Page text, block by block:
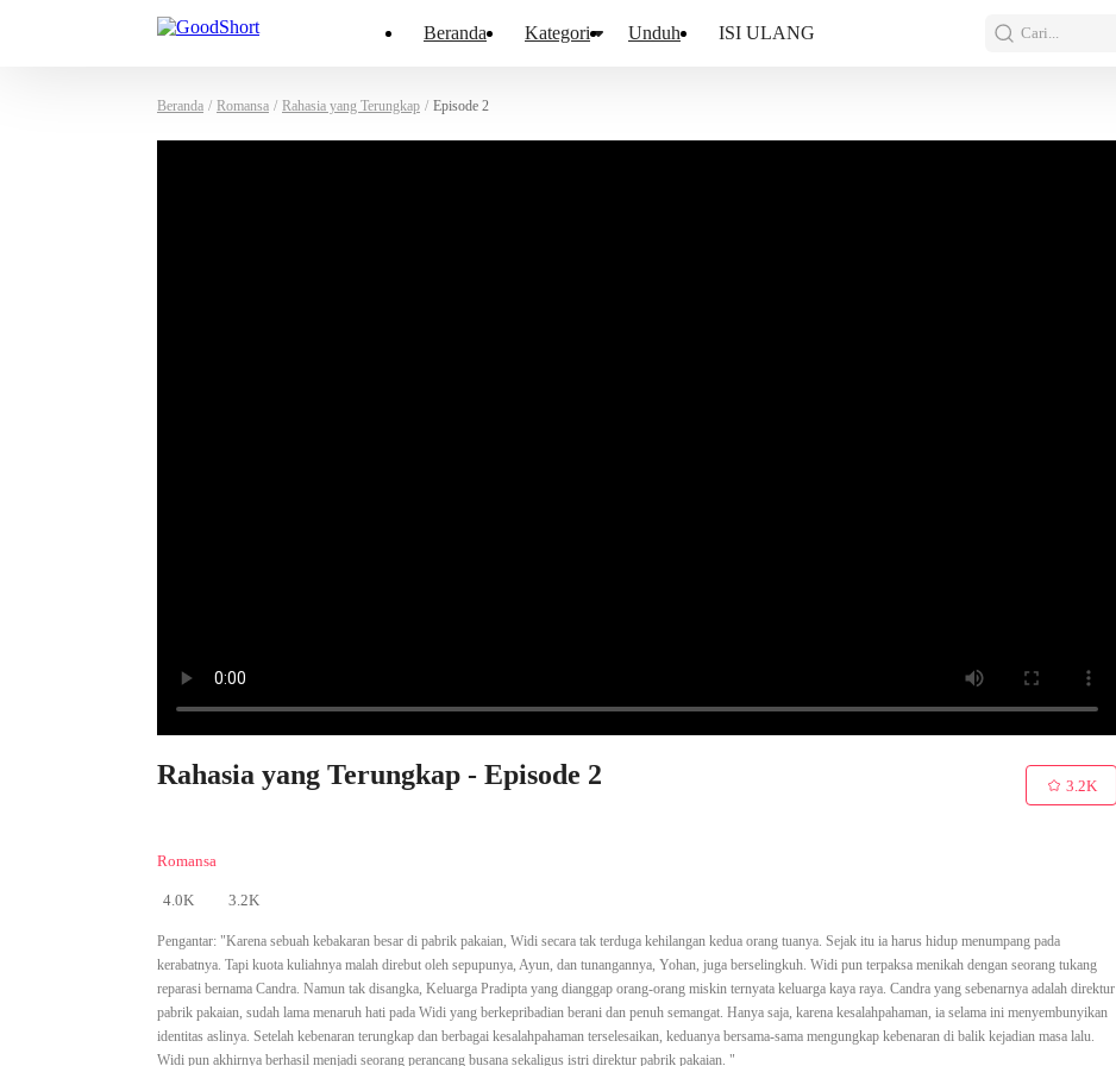
Beranda Kategori Unduh ISI ULANG Cari...
Beranda / Romansa / Rahasia yang Terungkap / Episode 2
Rahasia yang Terungkap - Episode 2
Romansa
4.0K 3.2K
3.2K
Pengantar: "Karena sebuah kebakaran besar di pabrik pakaian, Widi secara tak terduga kehilangan kedua orang tuanya. Sejak itu ia harus hidup menumpang pada
kerabatnya. Tapi kuota kuliahnya malah direbut oleh sepupunya, Ayun, dan tunangannya, Yohan, juga berselingkuh. Widi pun terpaksa menikah dengan seorang tukang
reparasi bernama Candra. Namun tak disangka, Keluarga Pradipta yang dianggap orang-orang miskin ternyata keluarga kaya raya. Candra yang sebenarnya adalah direktur
pabrik pakaian, sudah lama menaruh hati pada Widi yang berkepribadian berani dan penuh semangat. Hanya saja, karena kesalahpahaman, ia selama ini menyembunyikan
identitas aslinya. Setelah kebenaran terungkap dan berbagai kesalahpahaman terselesaikan, keduanya bersama-sama mengungkap kebenaran di balik kejadian masa lalu.
Widi pun akhirnya berhasil menjadi seorang perancang busana sekaligus istri direktur pabrik pakaian. "